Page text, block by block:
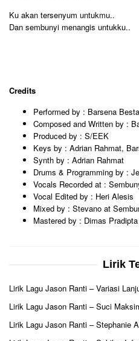
Ku akan tersenyum untukmu..
Dan sembunyi menangis untukku..
Credits
Performed by : Barsena
Composed and Written by :
Produced by : S/EEK
Keys by : Adrian Rahmat,
Synth by : Adrian Rahmat
Drums & Programming by :
Vocals Recorded at :
Vocal Edited by : Heri Alesis
Mixed by : Stevano at
Mastered by : Dimas
Lirik
Lirik Lagu Jason Ranti – Variasi
Lirik Lagu Jason Ranti – Suci
Lirik Lagu Jason Ranti – Stephanie